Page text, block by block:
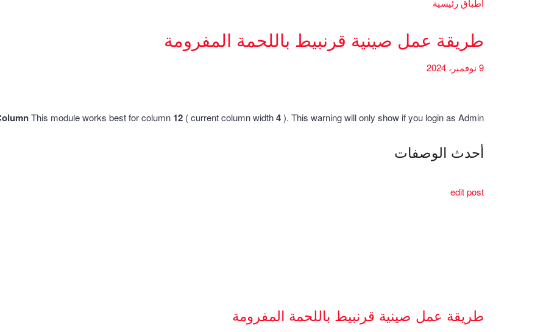
أطباق رئيسية
طريقة عمل صينية قرنبيط باللحمة المفرومة
9 نوفمبر، 2024
This module works best for column 12 ( current column width4). This warning will only show if you login as Admin.
أحدث الوصفات
edit post
طريقة عمل صينية قرنبيط باللحمة المفرومة